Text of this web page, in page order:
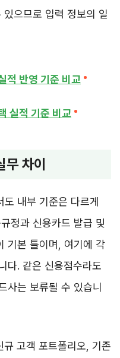
으므로 입력 정보의 일
적 반영 기준 비교
실적 기준 비교
차이
내부 기준은 다르게
정과 신용카드 발급 및
기본 틀이며, 여기에 각
다. 같은 신용점수라도
사는 보류될 수 있습니
고객 포트폴리오, 기존